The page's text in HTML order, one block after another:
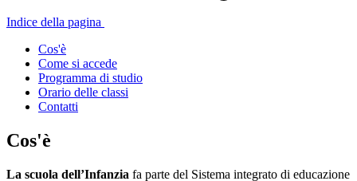
Indice della pagina
Cos'è
Come si accede
Programma di studio
Orario delle classi
Contatti
Cos'è
La scuola dell’Infanzia fa parte del Sistema integrato di educazione